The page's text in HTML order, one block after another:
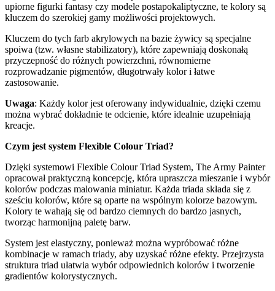
upiorne figurki fantasy czy modele postapokaliptyczne, te kolory są
kluczem do szerokiej gamy możliwości projektowych.
Kluczem do tych farb akrylowych na bazie żywicy są specjalne
spoiwa (tzw. własne stabilizatory), które zapewniają doskonałą
przyczepność do różnych powierzchni, równomierne
rozprowadzanie pigmentów, długotrwały kolor i łatwe
zastosowanie.
Uwaga: Każdy kolor jest oferowany indywidualnie, dzięki czemu
można wybrać dokładnie te odcienie, które idealnie uzupełniają
kreacje.
Czym jest system Flexible Colour Triad?
Dzięki systemowi Flexible Colour Triad System, The Army Painter
opracował praktyczną koncepcję, która upraszcza mieszanie i wybór
kolorów podczas malowania miniatur. Każda triada składa się z
sześciu kolorów, które są oparte na wspólnym kolorze bazowym.
Kolory te wahają się od bardzo ciemnych do bardzo jasnych,
tworząc harmonijną paletę barw.
System jest elastyczny, ponieważ można wypróbować różne
kombinacje w ramach triady, aby uzyskać różne efekty. Przejrzysta
struktura triad ułatwia wybór odpowiednich kolorów i tworzenie
gradientów kolorystycznych.